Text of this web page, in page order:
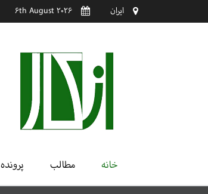
ایران 6th August 2026
خانه مطالب پرونده